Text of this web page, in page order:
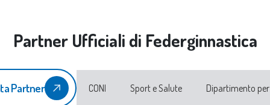
Partner Ufficiali di Federginnastica
Partner CONI Sport e Salute Dipartimento